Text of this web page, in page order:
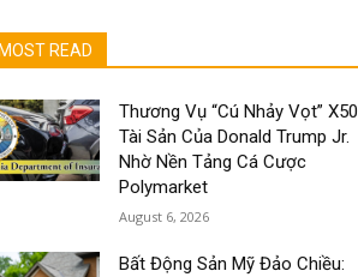
MOST READ
Thương Vụ “Cú Nhảy Vọt” X50
Tài Sản Của Donald Trump Jr.
Nhờ Nền Tảng Cá Cược
Polymarket
August 6, 2026
Bất Động Sản Mỹ Đảo Chiều: